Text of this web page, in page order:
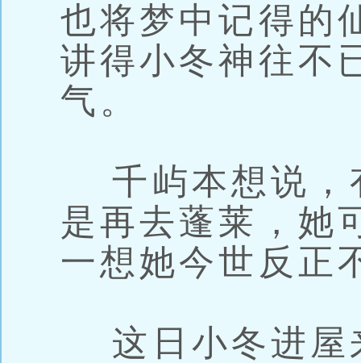
也将梦中记得的
讲得小冬神往不
气。
千屿本想说，
是再去蓬莱，她
一想她今世反正
这日小冬进屋